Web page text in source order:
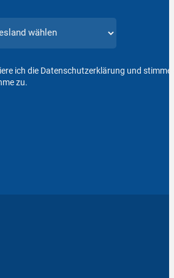
ich die Datenschutzerklärung und
zu.